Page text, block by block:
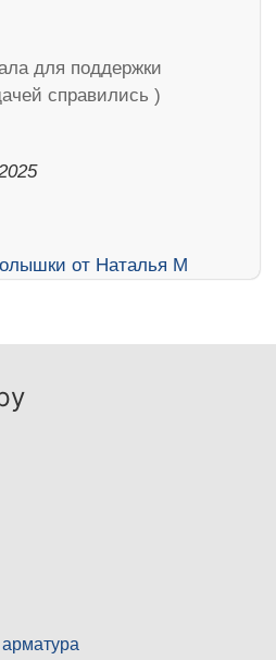
для поддержки
справились )